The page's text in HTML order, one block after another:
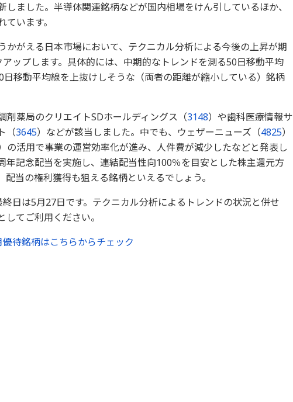
しました。半導体関連銘柄などが国内相場をけん引しているほか、
います。
かがえる日本市場において、テクニカル分析による今後の上昇が期
ップします。具体的には、中期的なトレンドを測る50日移動平均
移動平均線を上抜けしそうな（両者の距離が縮小している）銘柄
剤薬局のクリエイトSDホールディングス（3148）や歯科医療情報サ
（3645）などが該当しました。中でも、ウェザーニューズ（4825）
の活用で事業の運営効率化が進み、人件費が減少したなどと発表し
年記念配当を実施し、連結配当性向100％を目安とした株主還元方
当の権利獲得も狙える銘柄といえるでしょう。
日は5月27日です。テクニカル分析によるトレンドの状況と併せ
てご利用ください。
待銘柄はこちらからチェック